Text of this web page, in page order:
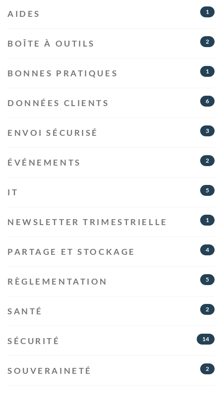
AIDES 1
BOÎTE À OUTILS 2
BONNES PRATIQUES 1
DONNÉES CLIENTS 6
ENVOI SÉCURISÉ 3
ÉVÉNEMENTS 2
IT 5
NEWSLETTER TRIMESTRIELLE 1
PARTAGE ET STOCKAGE 4
RÈGLEMENTATION 5
SANTÉ 2
SÉCURITÉ 14
SOUVERAINETÉ 2